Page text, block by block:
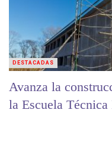
Avanza la
la Escuela Técnica
DESTACADAS